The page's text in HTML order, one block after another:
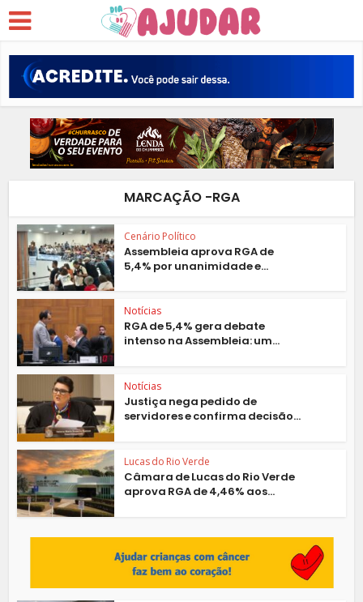
MARCAÇÃO -RGA
Cenário Político
Assembleia aprova RGA de
5,4% por unanimidade e...
Notícias
RGA de 5,4% gera debate
intenso na Assembleia: um...
Notícias
Justiça nega pedido de
servidores e confirma decisão...
Lucas do Rio Verde
Câmara de Lucas do Rio Verde
aprova RGA de 4,46% aos...